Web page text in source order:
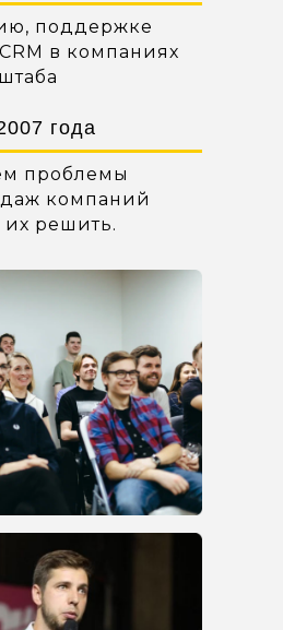
поддержке
в компаниях
проблемы
компаний
их решить.
года